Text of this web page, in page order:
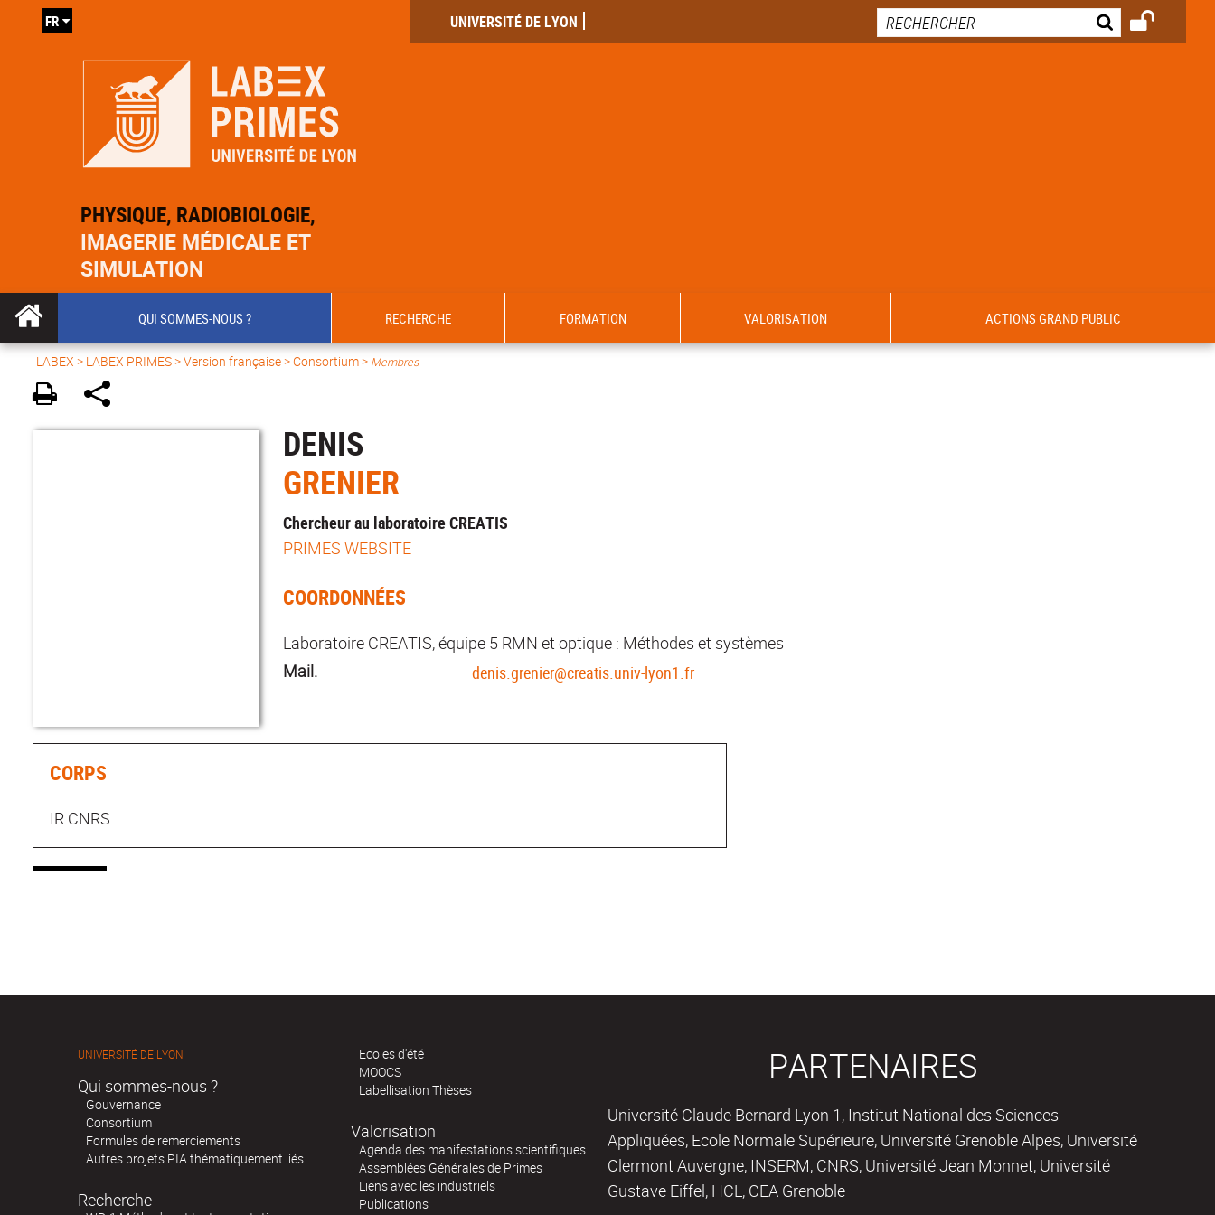
PHYSIQUE, RADIOBIOLOGIE,
IMAGERIE MÉDICALE ET
SIMULATION
UNIVERSITÉ DE LYON
FR
QUI SOMMES-NOUS ? RECHERCHE FORMATION VALORISATION ACTIONS GRAND PUBLIC
LABEX > LABEX PRIMES>Version française> Consortium > Membres
DENIS
GRENIER
Chercheur au laboratoire CREATIS
PRIMES WEBSITE
COORDONNÉES
Laboratoire CREATIS, équipe 5 RMN et optique : Méthodes et systèmes
Mail.
denis.grenier@creatis.univ-lyon1.fr
CORPS
IR CNRS
UNIVERSITÉ DE LYON
Qui sommes-nous ?
Gouvernance
Consortium
Formules de remerciements
Autres projets PIA thématiquement liés
Recherche
Ecoles d'été
MOOCS
Labellisation Thèses
Valorisation
Agenda des manifestations scientifiques
Assemblées Générales de Primes
Liens avec les industriels
Publications
PARTENAIRES
Université Claude Bernard Lyon 1, Institut National des Sciences
Appliquées, Ecole Normale Supérieure, Université Grenoble Alpes, Université
Clermont Auvergne, INSERM, CNRS, Université Jean Monnet, Université
Gustave Eiffel, HCL, CEA Grenoble